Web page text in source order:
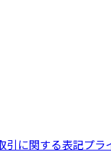
引に関する表記プラ